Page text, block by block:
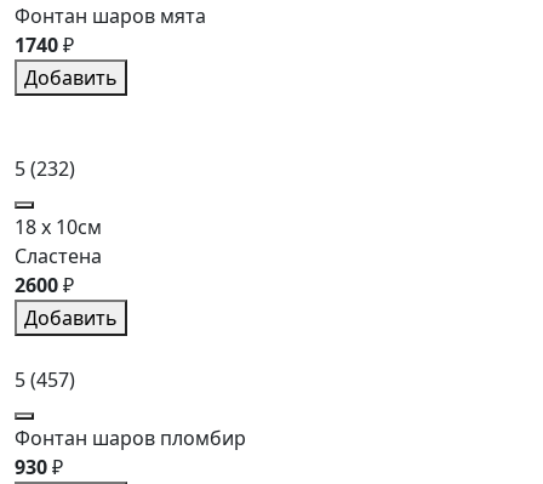
Фонтан шаров мята
1740₽
Добавить
5(232)
18 x 10см
Сластена
2600₽
Добавить
5(457)
Фонтан шаров пломбир
930₽